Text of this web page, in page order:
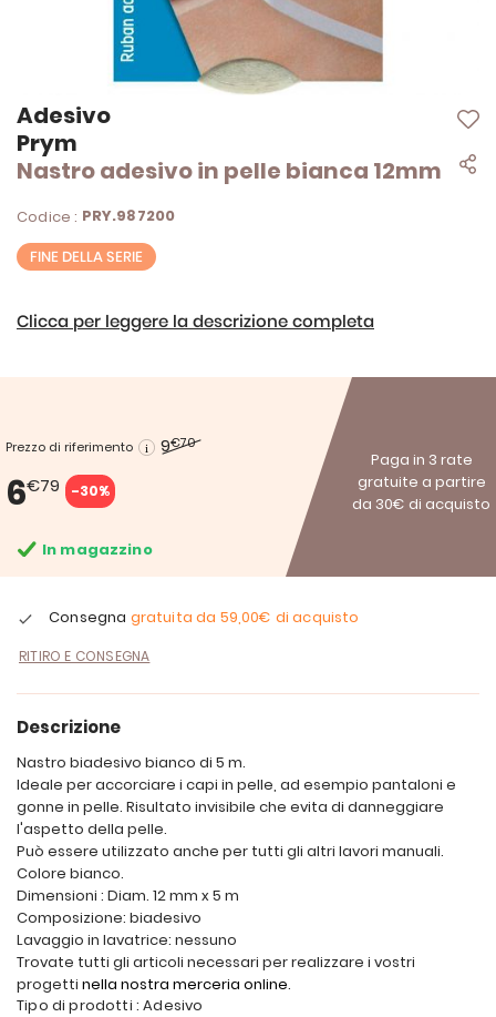
Adesivo
Prym
Nastro adesivo in pelle bianca 12mm
Codice : PRY.987200
FINE DELLA SERIE
Clicca per leggere la descrizione completa
Prezzo di riferimento 9€70
6€79 -30%
Paga in 3 rate
gratuite a partire
da 30€ di acquisto
In magazzino
Consegna gratuita da 59,00€ di acquisto
RITIRO E CONSEGNA
Vai
all'inizio
della
galleria
immagini
Descrizione
Nastro biadesivo bianco di 5 m.
Ideale per accorciare i capi in pelle, ad esempio pantaloni e
gonne in pelle. Risultato invisibile che evita di danneggiare
l'aspetto della pelle.
Può essere utilizzato anche per tutti gli altri lavori manuali.
Colore bianco.
Dimensioni : Diam. 12 mm x 5 m
Composizione: biadesivo
Lavaggio in lavatrice: nessuno
Trovate tutti gli articoli necessari per realizzare i vostri
progetti nella nostra merceria online.
Tipo di prodotti : Adesivo